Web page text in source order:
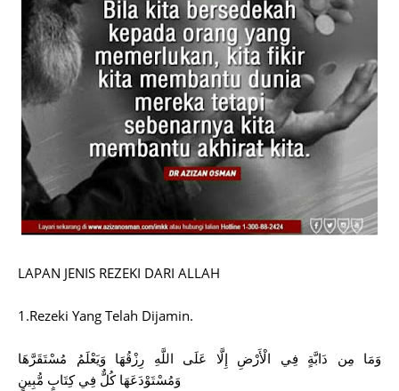
LAPAN JENIS REZEKI DARI ALLAH
1.Rezeki Yang Telah Dijamin.
وَمَا مِن دَابَّةٍ فِي الْأَرْضِ إِلَّا عَلَى اللَّهِ رِزْقُهَا وَيَعْلَمُ مُسْتَقَرَّهَا